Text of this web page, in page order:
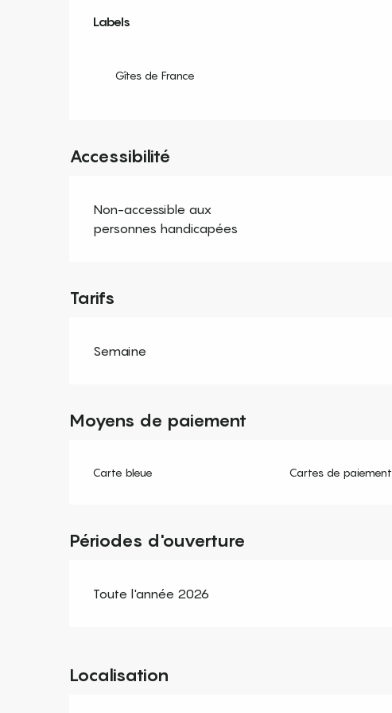
Offres de prestations
Labels
Labels
Gîtes de France
Accessibilité
Non-accessible aux
personnes handicapées
Tarifs
Semaine
Moyens de paiement
Carte bleue Cartes de paiement
Périodes d'ouverture
Toute l'année 2026
Localisation